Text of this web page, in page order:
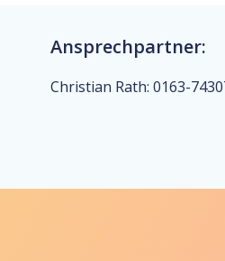
Ansprechpartner:
Christian Rath: 0163-